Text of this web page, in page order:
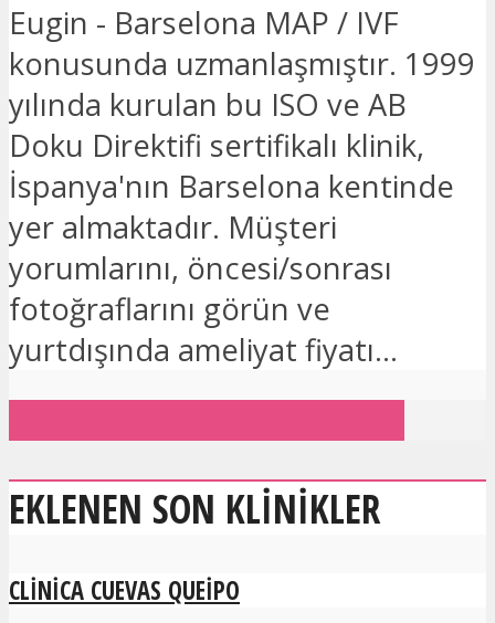
Eugin - Barselona MAP / IVF
konusunda uzmanlaşmıştır. 1999
yılında kurulan bu ISO ve AB
Doku Direktifi sertifikalı klinik,
İspanya'nın Barselona kentinde
yer almaktadır. Müşteri
yorumlarını, öncesi/sonrası
fotoğraflarını görün ve
yurtdışında ameliyat fiyatı...
EKLENEN SON KLINIKLER
CLINICA CUEVAS QUEIPO